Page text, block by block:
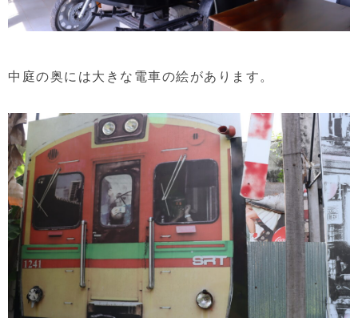
中庭の奥には大きな電車の絵があります。